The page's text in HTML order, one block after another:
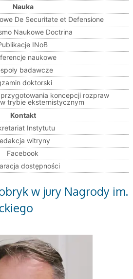
Nauka
De Securitate et Defensione
Naukowe Doctrina
INoB
naukowe
badawcze
doktorski
koncepcji rozpraw
trybie eksternistycznym
Kontakt
Instytutu
witryny
Facebook
dostępności
w jury Nagrody im.